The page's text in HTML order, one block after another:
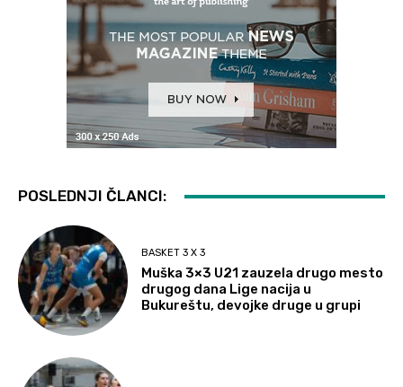
POSLEDNJI ČLANCI:
BASKET 3 X 3
Muška 3×3 U21 zauzela drugo mesto
drugog dana Lige nacija u
Bukureštu, devojke druge u grupi